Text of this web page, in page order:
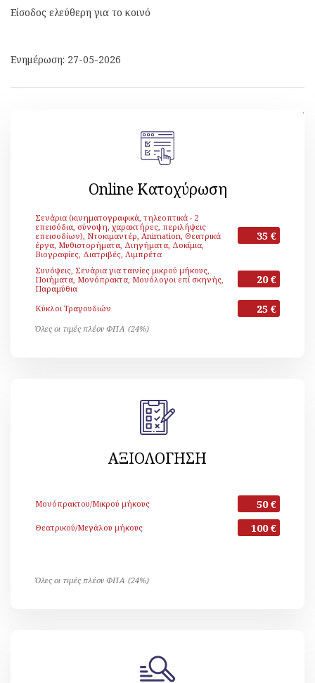
Είσοδος ελεύθερη για το κοινό
Ενημέρωση: 27-05-2026
[ Επιστροφή ]
Online Κατοχύρωση
Σενάρια (κινηματογραφικά, τηλεοπτικά - 2
επεισόδια, σύνοψη, χαρακτήρες, περιλήψεις
επεισοδίων), Ντοκιμαντέρ, Animation, Θεατρικά
έργα, Μυθιστορήματα, Διηγήματα, Δοκίμια,
Βιογραφίες, Διατριβές, Λιμπρέτα
35 €
Συνόψεις, Σενάρια για ταινίες μικρού μήκους,
Ποιήματα, Μονόπρακτα, Μονόλογοι επί σκηνής,
Παραμύθια
20 €
Κύκλοι Τραγουδιών 25 €
Όλες οι τιμές πλέον ΦΠΑ (24%)
ΑΞΙΟΛΟΓΗΣΗ
Μονόπρακτου/Μικρού μήκους 50 €
Θεατρικού/Μεγάλου μήκους 100 €
Όλες οι τιμές πλέον ΦΠΑ (24%)